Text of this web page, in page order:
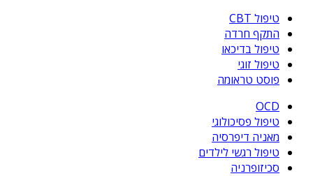
טיפול CBT
התקף חרדה
טיפול בדיכאו
טיפול זוגי
פוסט טראומה
OCD
טיפול פסיכולוגי
מאניה דיפרסיה
טיפול רגשי לילדים
סכיזופרניה